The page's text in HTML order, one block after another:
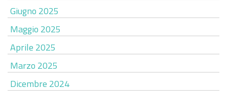
Giugno 2025
Maggio 2025
Aprile 2025
Marzo 2025
Dicembre 2024